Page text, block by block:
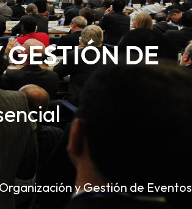
DE
y Gestión de Eventos